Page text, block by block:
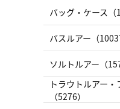
バッグ・ケース（
バスルアー（
ソルトルアー（
トラウトルアー・
（5276）